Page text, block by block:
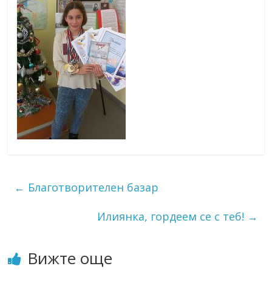
← Благотворителен базар
Илиянка, гордеем се с теб! →
Вижте още